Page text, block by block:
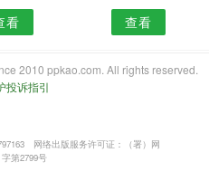
看 查看
2010 ppkao.com. All rights reserved.
投诉指引
网络出版服务许可证：（署）网
第2799号